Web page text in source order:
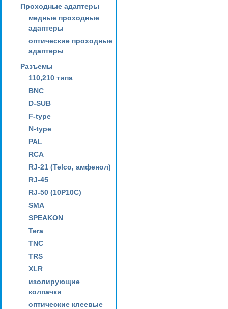
Проходные адаптеры
медные проходные
адаптеры
оптические проходные
адаптеры
Разъемы
110,210 типа
BNC
D-SUB
F-type
N-type
PAL
RCA
RJ-21 (Telco, амфенол)
RJ-45
RJ-50 (10P10C)
SMA
SPEAKON
Tera
TNC
TRS
XLR
изолирующие
колпачки
оптические клеевые